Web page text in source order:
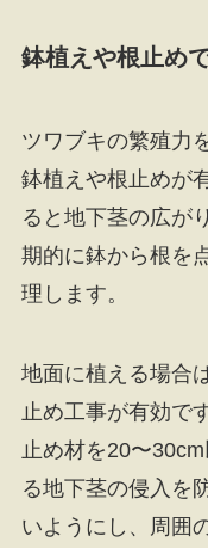
鉢植えや根止め
ツワブキの繁殖力
鉢植えや根止めが
ると地下茎の広が
期的に鉢から根を
理します。
地面に植える場合
止め工事が有効で
止め材を20〜
る地下茎の侵入を
いようにし、周囲